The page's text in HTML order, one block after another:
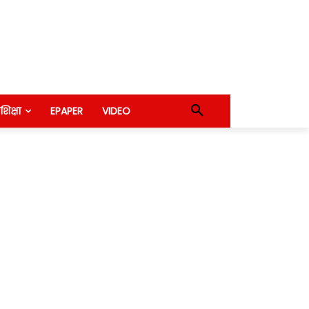
शिक्षा EPAPER VIDEO